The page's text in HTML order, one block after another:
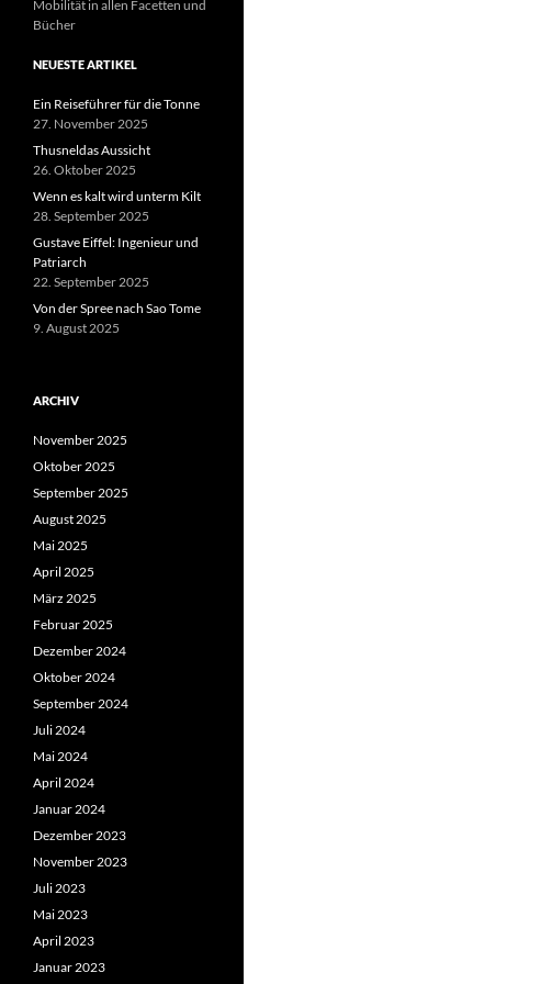
Mobilität in allen Facetten und
Bücher
NEUESTE ARTIKEL
Ein Reiseführer für die Tonne
27. November 2025
Thusneldas Aussicht
26. Oktober 2025
Wenn es kalt wird unterm Kilt
28. September 2025
Gustave Eiffel: Ingenieur und
Patriarch
22. September 2025
Von der Spree nach Sao Tome
9. August 2025
ARCHIV
November 2025
Oktober 2025
September 2025
August 2025
Mai 2025
April 2025
März 2025
Februar 2025
Dezember 2024
Oktober 2024
September 2024
Juli 2024
Mai 2024
April 2024
Januar 2024
Dezember 2023
November 2023
Juli 2023
Mai 2023
April 2023
Januar 2023